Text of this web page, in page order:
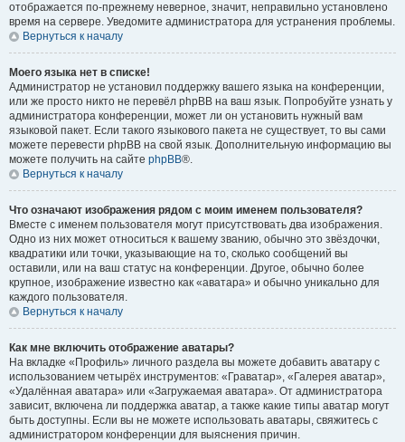
отображается по-прежнему неверное, значит, неправильно установлено
время на сервере. Уведомите администратора для устранения проблемы.
Вернуться к началу
Моего языка нет в списке!
Администратор не установил поддержку вашего языка на конференции,
или же просто никто не перевёл phpBB на ваш язык. Попробуйте узнать у
администратора конференции, может ли он установить нужный вам
языковой пакет. Если такого языкового пакета не существует, то вы сами
можете перевести phpBB на свой язык. Дополнительную информацию вы
можете получить на сайте phpBB®.
Вернуться к началу
Что означают изображения рядом с моим именем пользователя?
Вместе с именем пользователя могут присутствовать два изображения.
Одно из них может относиться к вашему званию, обычно это звёздочки,
квадратики или точки, указывающие на то, сколько сообщений вы
оставили, или на ваш статус на конференции. Другое, обычно более
крупное, изображение известно как «аватара» и обычно уникально для
каждого пользователя.
Вернуться к началу
Как мне включить отображение аватары?
На вкладке «Профиль» личного раздела вы можете добавить аватару с
использованием четырёх инструментов: «Граватар», «Галерея аватар»,
«Удалённая аватара» или «Загружаемая аватара». От администратора
зависит, включена ли поддержка аватар, а также какие типы аватар могут
быть доступны. Если вы не можете использовать аватары, свяжитесь с
администратором конференции для выяснения причин.